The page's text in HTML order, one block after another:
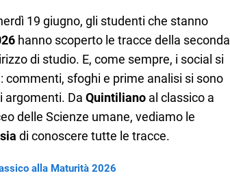
19 giugno, gli studenti che stanno
hanno scoperto le tracce della seconda
di studio. E, come sempre, i social si
commenti, sfoghi e prime analisi si sono
argomenti. Da Quintiliano al classico a
delle Scienze umane, vediamo le
di conoscere tutte le tracce.
alla Maturità 2026